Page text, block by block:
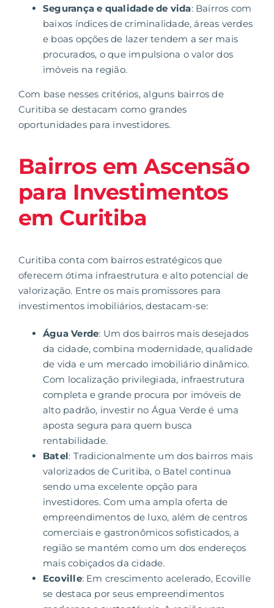
Segurança e qualidade de vida: Bairros com
baixos índices de criminalidade, áreas verdes
e boas opções de lazer tendem a ser mais
procurados, o que impulsiona o valor dos
imóveis na região.
Com base nesses critérios, alguns bairros de
Curitibase destacam como grandes
oportunidades para investidores.
Bairros em Ascensão
para Investimentos
em Curitiba
Curitiba conta com bairros estratégicos que
oferecem ótima infraestrutura e alto potencial de
valorização. Entre os mais promissores para
investimentos imobiliários, destacam-se:
Água Verde: Um dos bairros mais desejados
da cidade, combina modernidade, qualidade
de vida e um mercado imobiliário dinâmico.
Com localização privilegiada, infraestrutura
completa e grande procura por imóveis de
alto padrão, investir no Água Verde é uma
aposta segura para quem busca
rentabilidade.
Batel: Tradicionalmente um dos bairros mais
valorizados de Curitiba, o Batel continua
sendo uma excelente opção para
investidores.Com uma ampla oferta de
empreendimentos de luxo, além de centros
comerciais e gastronômicos sofisticados, a
região se mantém como um dos endereços
mais cobiçados da cidade.
Ecoville: Em crescimento acelerado, Ecoville
se destaca por seus empreendimentos